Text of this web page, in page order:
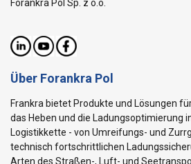
Forankra Pol Sp. z o.o.
Über Forankra Pol
Frankra bietet Produkte und Lösungen
das Heben und die Ladungsoptimierung
Logistikkette - von Umreifungs- und
technisch fortschrittlichen
Arten des Straßen-, Luft- und